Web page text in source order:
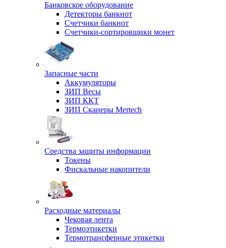
Банковское оборудование
Детекторы банкнот
Счетчики банкнот
Счетчики-сортировщики монет
Запасные части
Аккумуляторы
ЗИП Весы
ЗИП ККТ
ЗИП Сканеры Mertech
Средства защиты информации
Токены
Фискальные накопители
Расходные материалы
Чековая лента
Термоэтикетки
Термотрансферные этикетки